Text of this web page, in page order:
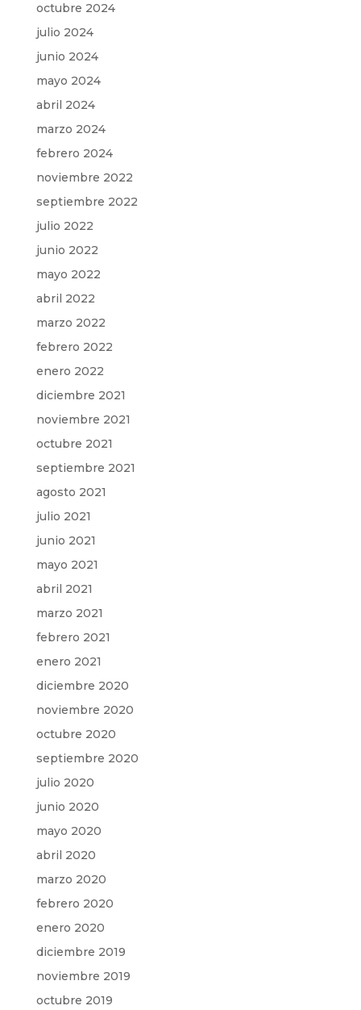
octubre 2024
julio 2024
junio 2024
mayo 2024
abril 2024
marzo 2024
febrero 2024
noviembre 2022
septiembre 2022
julio 2022
junio 2022
mayo 2022
abril 2022
marzo 2022
febrero 2022
enero 2022
diciembre 2021
noviembre 2021
octubre 2021
septiembre 2021
agosto 2021
julio 2021
junio 2021
mayo 2021
abril 2021
marzo 2021
febrero 2021
enero 2021
diciembre 2020
noviembre 2020
octubre 2020
septiembre 2020
julio 2020
junio 2020
mayo 2020
abril 2020
marzo 2020
febrero 2020
enero 2020
diciembre 2019
noviembre 2019
octubre 2019